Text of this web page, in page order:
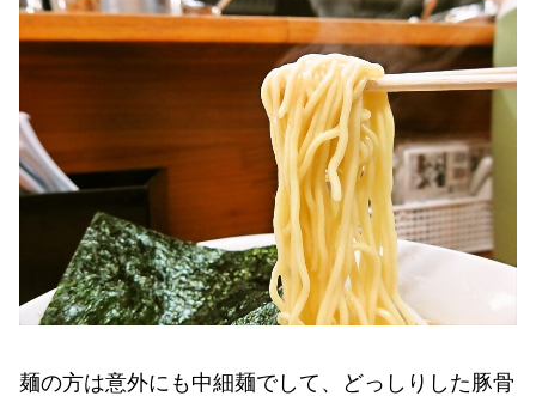
麺の方は意外にも中細麺でして、どっしりした豚骨